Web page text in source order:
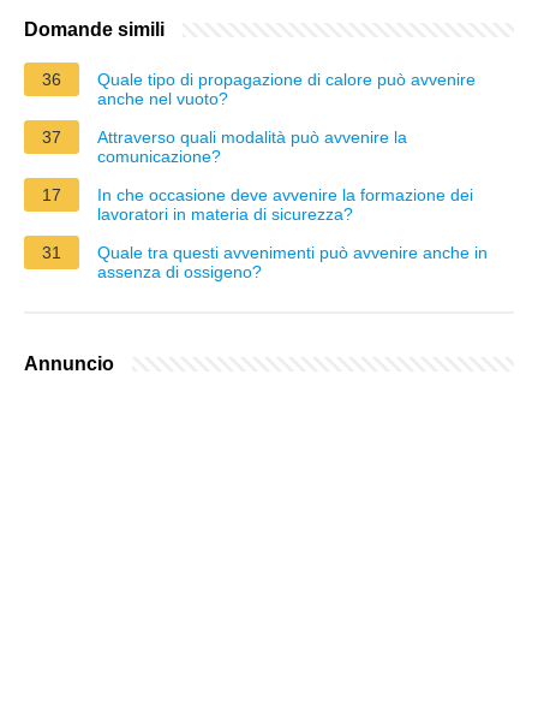
Domande simili
36
Quale tipo di propagazione di calore può avvenire
anche nel vuoto?
37
Attraverso quali modalità può avvenire la
comunicazione?
17
In che occasione deve avvenire la formazione dei
lavoratori in materia di sicurezza?
31
Quale tra questi avvenimenti può avvenire anche in
assenza di ossigeno?
Annuncio